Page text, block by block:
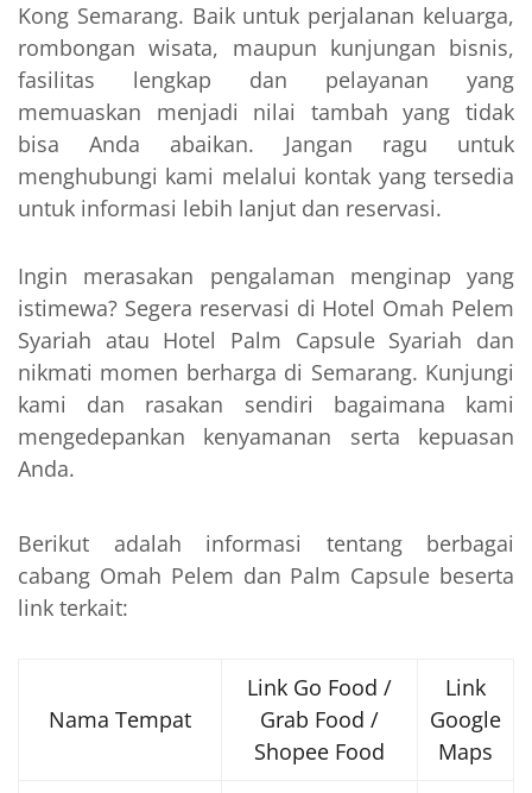
Kong Semarang. Baik untuk perjalanan keluarga,
rombongan wisata, maupun kunjungan bisnis,
fasilitas lengkap dan pelayanan yang
memuaskan menjadi nilai tambah yang tidak
bisa Anda abaikan. Jangan ragu untuk
menghubungi kami melalui kontak yang tersedia
untuk informasi lebih lanjut dan reservasi.
Ingin merasakan pengalaman menginap yang
istimewa? Segera reservasi di Hotel Omah Pelem
Syariah atau Hotel Palm Capsule Syariah dan
nikmati momen berharga di Semarang. Kunjungi
kami dan rasakan sendiri bagaimana kami
mengedepankan kenyamanan serta kepuasan
Anda.
Berikut adalah informasi tentang berbagai
cabang Omah Pelem dan Palm Capsule beserta
link terkait:
Nama Tempat
Link Go Food /
Grab Food /
Shopee Food
Link
Google
Maps